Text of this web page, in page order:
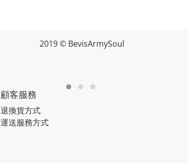
2019 © BevisArmySoul
顧客服務
退換貨方式
運送服務方式